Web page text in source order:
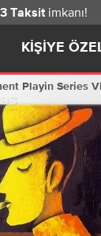
KIŞIYE
3 Taksit imkanı!
Playin Series VII